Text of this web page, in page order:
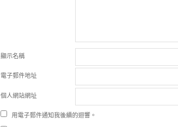
顯示名稱
電子郵件地址
個人網站網址
用電子郵件通知我後續的迴響。